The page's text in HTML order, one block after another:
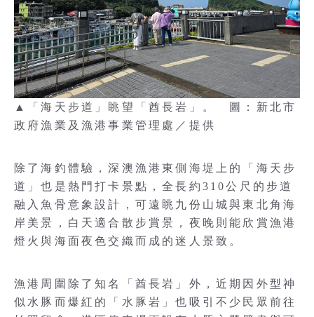
▲「海天步道」眺望「酋長岩」。 圖：新北市
政府漁業及漁港事業管理處／提供
除了海釣體驗，深澳漁港東側海堤上的「海天步
道」也是熱門打卡景點，全長約310公尺的步道
融入魚骨意象設計，可遠眺九份山城與東北角海
岸美景，白天適合散步賞景，夜晚則能欣賞漁港
燈火與海面夜色交織而成的迷人景致。
漁港周圍除了知名「酋長岩」外，近期因外型神
似水豚而爆紅的「水豚岩」也吸引不少民眾前往